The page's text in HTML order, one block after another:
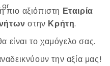
αξιόπιστη Εταιρία
στην Κρήτη.
το χαμόγελο σας.
την αξία μας!